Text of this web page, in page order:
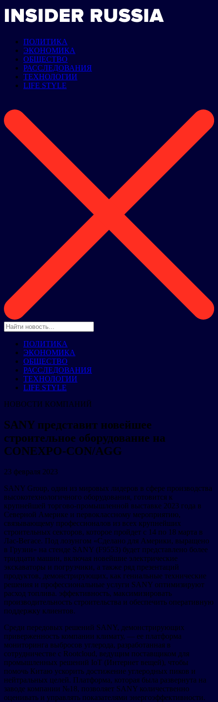
ПОЛИТИКА
ЭКОНОМИКА
ОБЩЕСТВО
РАССЛЕДОВАНИЯ
ТЕХНОЛОГИИ
LIFE STYLE
ПОЛИТИКА
ЭКОНОМИКА
ОБЩЕСТВО
РАССЛЕДОВАНИЯ
ТЕХНОЛОГИИ
LIFE STYLE
НОВОСТИ КОМПАНИЙ
SANY представит новейшее
строительное оборудование на
CONEXPO-CON/AGG
23 февраля 2023
SANY Group, один из мировых лидеров в сфере производства
высокотехнологичного оборудования, готовится к
крупнейшей торгово-промышленной выставке 2023 года в
Северной Америке и первоклассному мероприятию,
связывающему профессионалов из всех крупнейших
строительных секторов, которое пройдет с 14 по 18 марта в
Лас-Вегасе. Под лозунгом «Сделано для Америки, выращено
в Грузии» на стенде SANY (F9553) будет представлено более
тридцати машин, включая новейшие электрические
экскаваторы и погрузчики, а также ряд презентаций
продуктов, демонстрирующих, как гениальные технические
решения и профессиональные услуги SANY оптимизируют
расход топлива. эффективность, максимизировать
производительность строительства и обеспечить оперативную
поддержку клиентов.
Среди передовых решений SANY, демонстрирующих
приверженность компании климату, — ее платформа
мониторинга выбросов углерода, разработанная в
сотрудничестве с Rootcloud, ведущим поставщиком для
промышленных решений IoT (Интернет вещей), чтобы
помочь Китаю ускорить достижение углеродных пиков и
нейтральных целей. Платформа, которая была развернута на
заводе компании №18, позволяет SANY количественно
оценивать и управлять показателями энергоэффективности.